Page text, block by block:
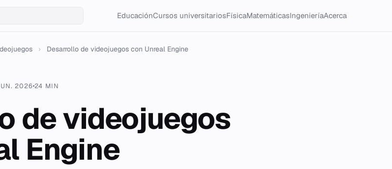
EducaciónCursos universitariosFísicaMatemáticasIngenieríaAcerca
› Desarrollo de videojuegos con Unreal Engine
202624 MIN
de videojuegos
Engine